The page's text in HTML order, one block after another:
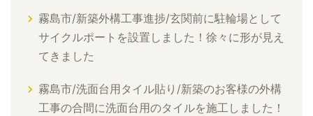
霧島市/新築外構工事進捗/玄関前に駐輪場として
サイクルポートを設置しました！徐々に形が見え
てきました
霧島市/洗面台用タイル貼り/新築のお客様の外構
工事の合間に洗面台用のタイルを施工しました！